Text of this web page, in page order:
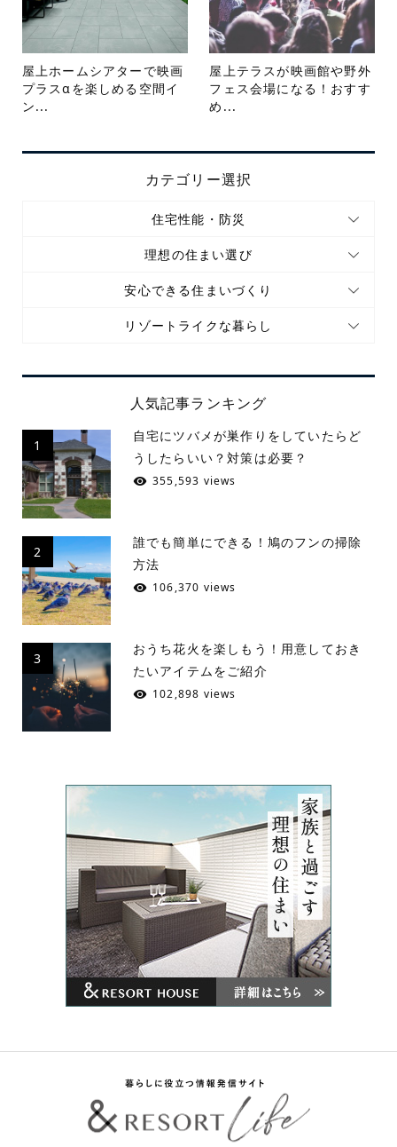
屋上ホームシアターで映画
プラスαを楽しめる空間イ
ン...
屋上テラスが映画館や野外
フェス会場になる！おすす
め...
カテゴリー選択
住宅性能・防災
理想の住まい選び
安心できる住まいづくり
リゾートライクな暮らし
人気記事ランキング
1
自宅にツバメが巣作りをしていたらど
うしたらいい？対策は必要？
355,593 views
2
誰でも簡単にできる！鳩のフンの掃除
方法
106,370 views
3
おうち花火を楽しもう！用意しておき
たいアイテムをご紹介
102,898 views